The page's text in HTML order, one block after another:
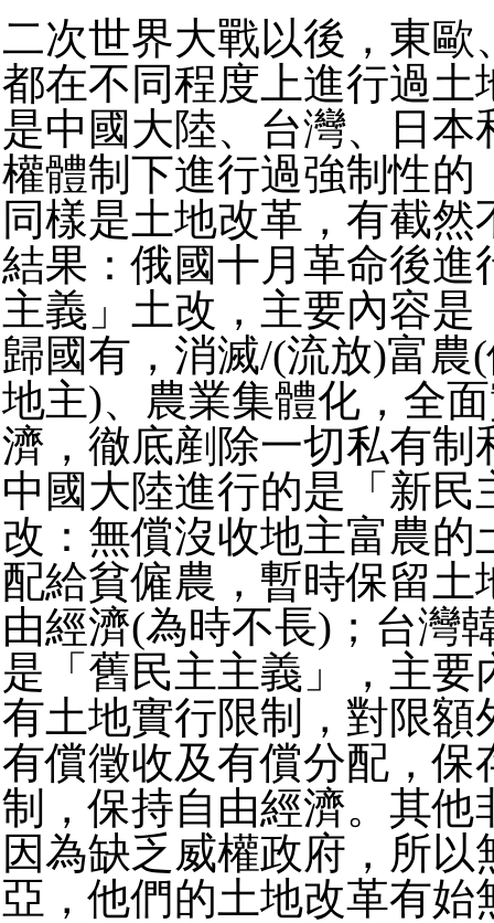
二次世界大戰以後，東歐
都在不同程度上進行過土
是中國大陸、台灣、日本
權體制下進行過強制性的
同樣是土地改革，有截然
結果：俄國十月革命後進
主義」土改，主要內容是
歸國有，消滅/(流放)富農
地主)、農業集體化，全
濟，徹底剷除一切私有制
中國大陸進行的是「新民
改：無償沒收地主富農的
配給貧僱農，暫時保留土
由經濟(為時不長)；台灣
是「舊民主主義」，主要
有土地實行限制，對限額
有償徵收及有償分配，保
制，保持自由經濟。其他
因為缺乏威權政府，所以
亞，他們的土地改革有始